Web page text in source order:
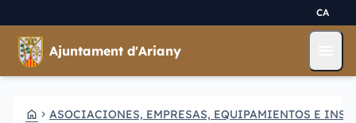
CA
Ajuntament d'Ariany
HOME CHEVRON_RIGHT ASOCIACIONES, EMPRESAS, EQUIPAMIENTOS E